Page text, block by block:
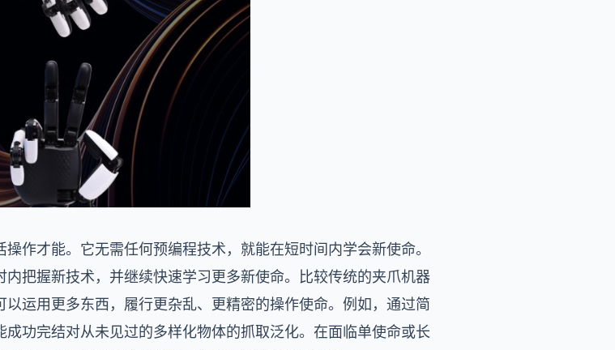
作才能。它无需任何预编程技术，就能在短时间内学会新使命。
把握新技术，并继续快速学习更多新使命。比较传统的夹爪机器
运用更多东西，履行更杂乱、更精密的操作使命。例如，通过简
功完结对从未见过的多样化物体的抓取泛化。在面临单使命或长